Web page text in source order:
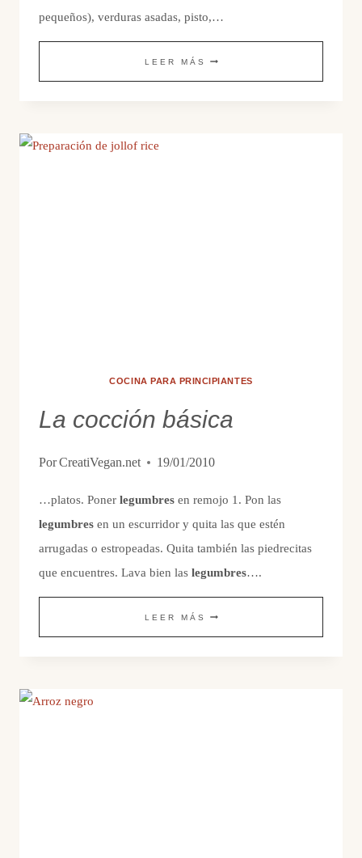
pequeños), verduras asadas, pisto,…
LEER MÁS BOL
DE
COCINA PARA PRINCIPIANTES
La cocción básica
PorCreatiVegan.net 19/01/2010
…platos. Poner legumbres en remojo 1. Pon las
legumbres en un escurridor y quita las que estén
arrugadas o estropeadas. Quita también las piedrecitas
que encuentres. Lava bien las legumbres….
LEER MÁS LA
COCCIÓN